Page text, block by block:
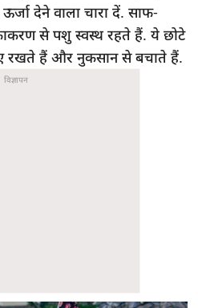
देने वाला चारा दें. साफ-
से पशु स्वस्थ रहते हैं. ये छोटे
रखते हैं और नुकसान से बचाते हैं.